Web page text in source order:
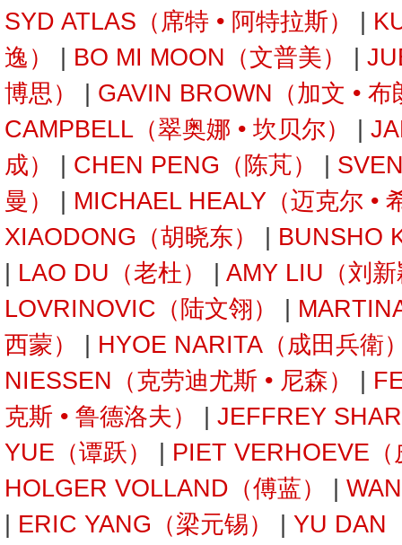
SYD ATLAS（席特 • 阿特拉斯）
逸）
BO MI MOON（文普美）
博思）
GAVIN BROWN（加文 • 布
CAMPBELL（翠奥娜 • 坎贝尔）
成）
CHEN PENG（陈芃）
曼）
MICHAEL HEALY（迈克尔 •
XIAODONG（胡晓东）
BUNSHO
LAO DU（老杜）
AMY LIU（刘
LOVRINOVIC（陆文翎）
西蒙）
HYOE NARITA（成田兵衛
NIESSEN（克劳迪尤斯 • 尼森）
克斯 • 鲁德洛夫）
JEFFREY
YUE（谭跃）
PIET VERHOEVE（
HOLGER VOLLAND（傅蓝）
ERIC YANG（梁元锡） YU DAN